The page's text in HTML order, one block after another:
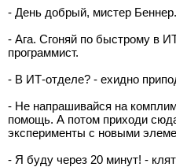
- День добрый, мистер
- Ага. Сгоняй по быстрому в
программист.
- В ИТ-отделе? - ехидно
- Не напрашивайся на
помощь. А потом приходи
эксперименты с новыми
- Я буду через 20 минут! -